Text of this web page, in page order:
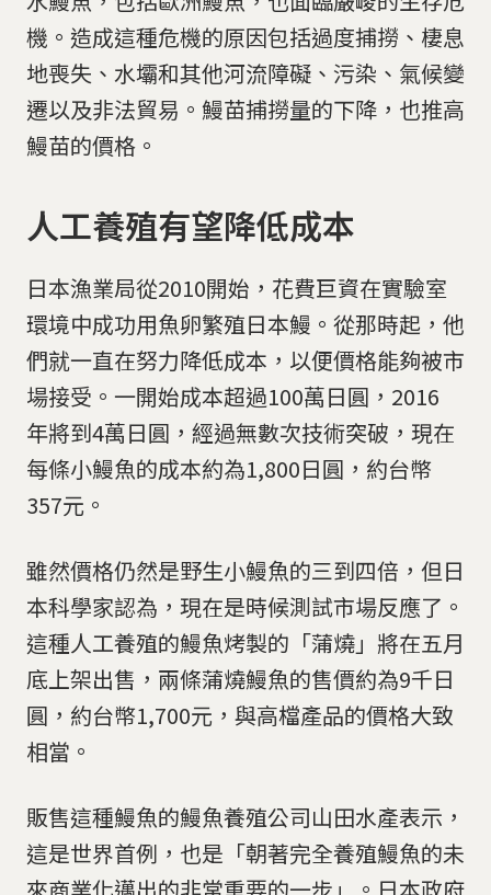
機。造成這種危機的原因包括過度捕撈、棲息
地喪失、水壩和其他河流障礙、污染、氣候變
遷以及非法貿易。鰻苗捕撈量的下降，也推高
鰻苗的價格。
人工養殖有望降低成本
日本漁業局從2010開始，花費巨資在實驗室
環境中成功用魚卵繁殖日本鰻。從那時起，他
們就一直在努力降低成本，以便價格能夠被市
場接受。一開始成本超過100萬日圓，2016
年將到4萬日圓，經過無數次技術突破，現在
每條小鰻魚的成本約為1,800日圓，約台幣
357元。
雖然價格仍然是野生小鰻魚的三到四倍，但日
本科學家認為，現在是時候測試市場反應了。
這種人工養殖的鰻魚烤製的「蒲燒」將在五月
底上架出售，兩條蒲燒鰻魚的售價約為9千日
圓，約台幣1,700元，與高檔產品的價格大致
相當。
販售這種鰻魚的鰻魚養殖公司山田水產表示，
這是世界首例，也是「朝著完全養殖鰻魚的未
來商業化邁出的非常重要的一步」。日本政府